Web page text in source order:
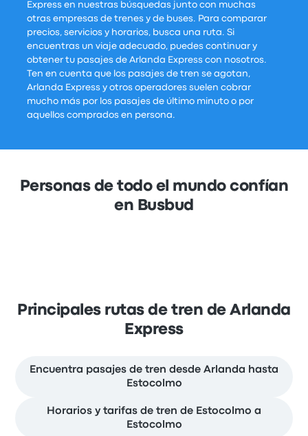
Express en nuestras búsquedas junto con muchas
otras empresas de trenes y de buses. Para comparar
precios, servicios y horarios, busca una ruta. Si
encuentras un viaje adecuado, puedes continuar y
obtener tu pasajes de Arlanda Express con nosotros.
Ten en cuenta que los pasajes de tren se agotan,
Arlanda Express y otros operadores suelen cobrar
mucho más por los pasajes de último minuto o por
aquellos comprados en persona.
Personas de todo el mundo confían
en Busbud
Principales rutas de tren de Arlanda
Express
Encuentra pasajes de tren desde Arlanda hasta
Estocolmo
Horarios y tarifas de tren de Estocolmo a
Estocolmo